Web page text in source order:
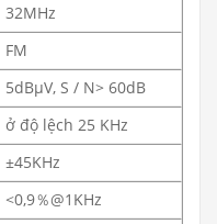
32MHz
FM
5dBμV, S / N> 60dB
ở độ lệch 25 KHz
±45KHz
<0,9％@1KHz